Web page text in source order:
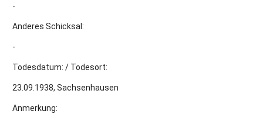
-
Anderes Schicksal:
-
Todesdatum: / Todesort:
23.09.1938, Sachsenhausen
Anmerkung: